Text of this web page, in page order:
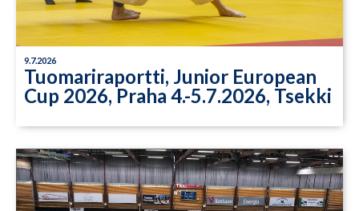
9.7.2026
Tuomariraportti, Junior European
Cup 2026, Praha 4.-5.7.2026, Tsekki